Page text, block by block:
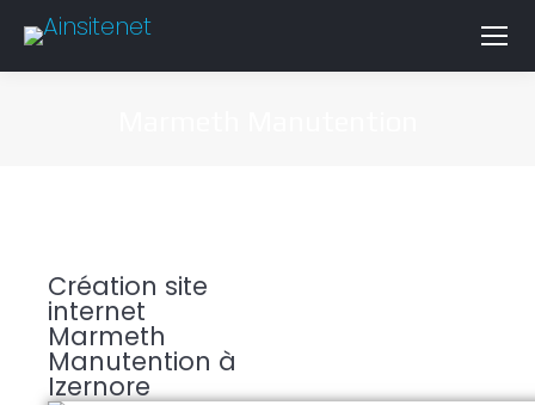
Création site
internet
Marmeth
Manutention à
Izernore